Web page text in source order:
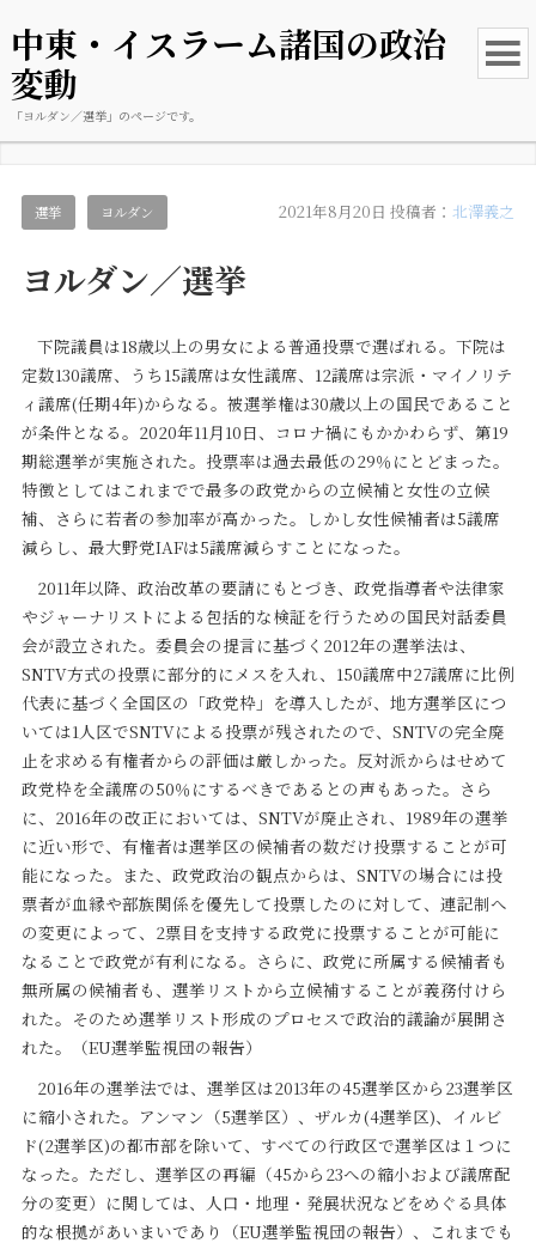
中東・イスラーム諸国の政治
変動
「ヨルダン／選挙」のページです。
選挙 ヨルダン 2021年8月20日 投稿者：北澤義之
ヨルダン／選挙
下院議員は18歳以上の男女による普通投票で選ばれる。下院は
定数130議席、うち15議席は女性議席、12議席は宗派・マイノリテ
ィ議席(任期4年)からなる。被選挙権は30歳以上の国民であること
が条件となる。2020年11月10日、コロナ禍にもかかわらず、第19
期総選挙が実施された。投票率は過去最低の29％にとどまった。
特徴としてはこれまでで最多の政党からの立候補と女性の立候
補、さらに若者の参加率が高かった。しかし女性候補者は5議席
減らし、最大野党IAFは5議席減らすことになった。
2011年以降、政治改革の要請にもとづき、政党指導者や法律家
やジャーナリストによる包括的な検証を行うための国民対話委員
会が設立された。委員会の提言に基づく2012年の選挙法は、
SNTV方式の投票に部分的にメスを入れ、150議席中27議席に比例
代表に基づく全国区の「政党枠」を導入したが、地方選挙区につ
いては1人区でSNTVによる投票が残されたので、SNTVの完全廃
止を求める有権者からの評価は厳しかった。反対派からはせめて
政党枠を全議席の50％にするべきであるとの声もあった。さら
に、2016年の改正においては、SNTVが廃止され、1989年の選挙
に近い形で、有権者は選挙区の候補者の数だけ投票することが可
能になった。また、政党政治の観点からは、SNTVの場合には投
票者が血縁や部族関係を優先して投票したのに対して、連記制へ
の変更によって、2票目を支持する政党に投票することが可能に
なることで政党が有利になる。さらに、政党に所属する候補者も
無所属の候補者も、選挙リストから立候補することが義務付けら
れた。そのため選挙リスト形成のプロセスで政治的議論が展開さ
れた。（EU選挙監視団の報告）
2016年の選挙法では、選挙区は2013年の45選挙区から23選挙区
に縮小された。アンマン（5選挙区）、ザルカ(4選挙区)、イルビ
ド(2選挙区)の都市部を除いて、すべての行政区で選挙区は１つに
なった。ただし、選挙区の再編（45から23への縮小および議席配
分の変更）に関しては、人口・地理・発展状況などをめぐる具体
的な根拠があいまいであり（EU選挙監視団の報告）、これまでも